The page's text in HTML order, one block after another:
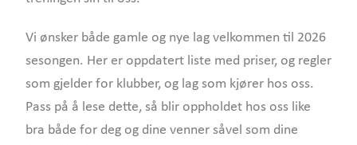
Vi ønsker både gamle og nye lag velkommen til 2026
sesongen. Her er oppdatert liste med priser, og regler
som gjelder for klubber, og lag som kjører hos oss.
Pass på å lese dette, så blir oppholdet hos oss like
bra både for deg og dine venner såvel som dine